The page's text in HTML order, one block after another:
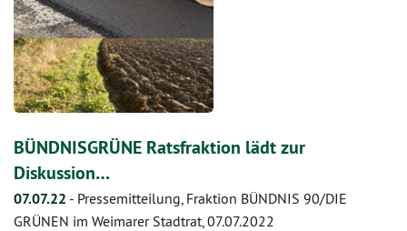
BÜNDNISGRÜNE Ratsfraktion lädt zur
Diskussion…
07.07.22 - Pressemitteilung, Fraktion BÜNDNIS 90/DIE
GRÜNEN im Weimarer Stadtrat, 07.07.2022